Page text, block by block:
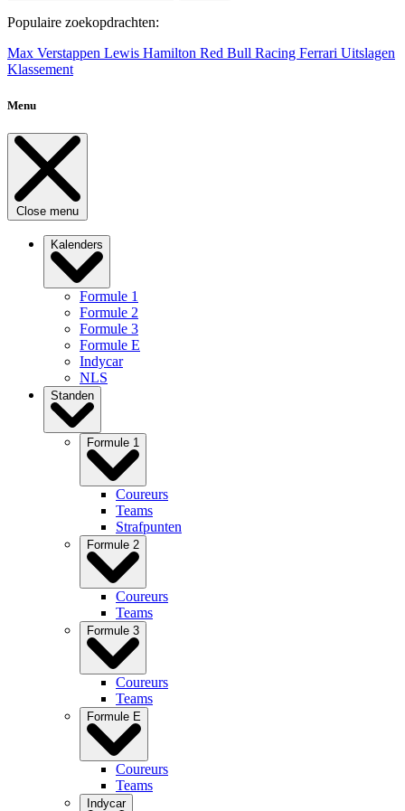
Populaire zoekopdrachten:
Max Verstappen Lewis Hamilton Red Bull Racing Ferrari Uitslagen
Klassement
Menu
Close menu
Kalenders
Formule 1
Formule 2
Formule 3
Formule E
Indycar
NLS
Standen
Formule 1
Coureurs
Teams
Strafpunten
Formule 2
Coureurs
Teams
Formule 3
Coureurs
Teams
Formule E
Coureurs
Teams
Indycar